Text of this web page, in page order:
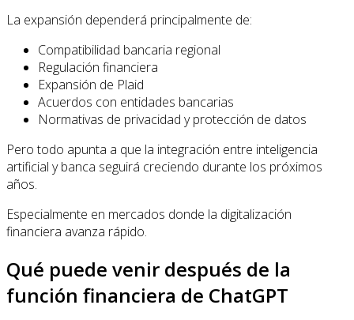
La expansión dependerá principalmente de:
Compatibilidad bancaria regional
Regulación financiera
Expansión de Plaid
Acuerdos con entidades bancarias
Normativas de privacidad y protección de datos
Pero todo apunta a que la integración entre inteligencia
artificial y banca seguirá creciendo durante los próximos
años.
Especialmente en mercados donde la digitalización
financiera avanza rápido.
Qué puede venir después de la
función financiera de ChatGPT